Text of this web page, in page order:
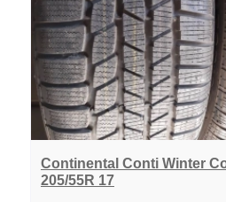
Continental Conti Winter
205/55R 17